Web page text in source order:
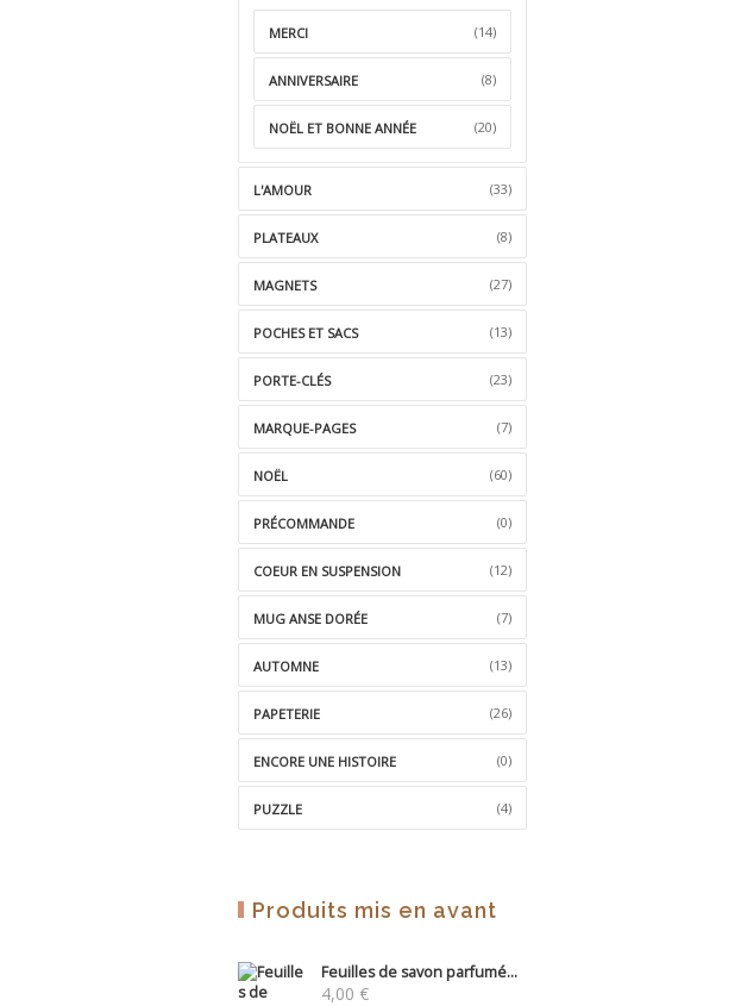
MERCI (14)
ANNIVERSAIRE (8)
NOËL ET BONNE ANNÉE (20)
L'AMOUR (33)
PLATEAUX (8)
MAGNETS (27)
POCHES ET SACS (13)
PORTE-CLÉS (23)
MARQUE-PAGES (7)
NOËL (60)
PRÉCOMMANDE (0)
COEUR EN SUSPENSION (12)
MUG ANSE DORÉE (7)
AUTOMNE (13)
PAPETERIE (26)
ENCORE UNE HISTOIRE (0)
PUZZLE (4)
Produits mis en avant
Feuilles de savon parfumé...
4,00 €